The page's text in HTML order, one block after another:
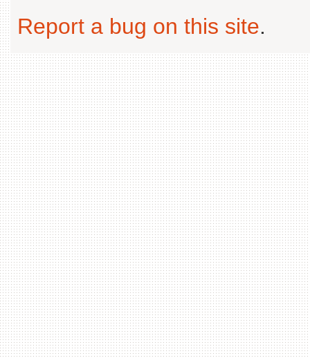
Report a bug on this site.